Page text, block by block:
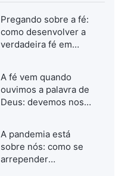
Pregando sobre a fé:
como desenvolver a
verdadeira fé em
A fé vem quando
ouvimos a palavra de
Deus: devemos nos
quando investigamos
o caminho verdadeiro
A pandemia está
sobre nós: como se
arrepender